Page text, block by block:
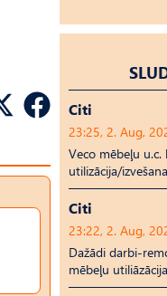
Citi
23:25, 2. Aug,
Veco mēbeļu u.c.
utilizācija/
Citi
23:22, 2. Aug,
Dažādi darbi-
mēbeļu